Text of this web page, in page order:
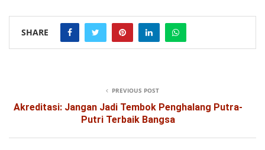
SHARE
PREVIOUS POST
Akreditasi: Jangan Jadi Tembok Penghalang Putra-
Putri Terbaik Bangsa